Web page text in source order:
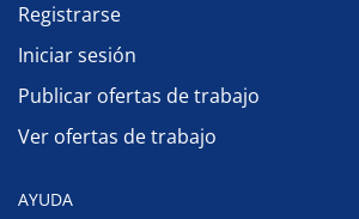
Registrarse
Iniciar sesión
Publicar ofertas de trabajo
Ver ofertas de trabajo
AYUDA